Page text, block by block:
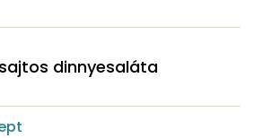
dinnyesaláta